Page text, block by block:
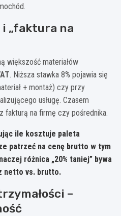
i „faktura na
większość materiałów
. Niższa stawka 8% pojawia się
+ montaż) czy przy
usługę. Czasem
fakturą na firmę czy pośrednika.
ile kosztuje paleta
patrzeć na cenę brutto w tym
różnica „20% taniej” bywa
netto vs. brutto.
–